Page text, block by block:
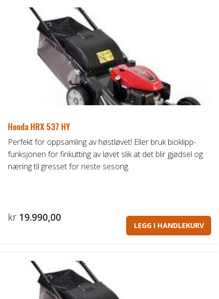
Honda HRX 537 HY
Perfekt for oppsamling av høstløvet! Eller bruk bioklipp-
funksjonen for finkutting av løvet slik at det blir gjødsel og
næring til gresset for neste sesong.
kr 19.990,00
LEGG I HANDLEKURV